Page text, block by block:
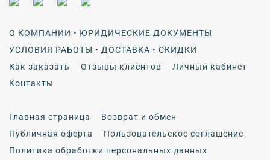
О КОМПАНИИ • ЮРИДИЧЕСКИЕ ДОКУМЕНТЫ
УСЛОВИЯ РАБОТЫ • ДОСТАВКА • СКИДКИ
Как заказать
Отзывы клиентов
Личный кабинет
Контакты
Главная страница
Возврат и обмен
Публичная оферта
Пользовательское соглашение
Политика обработки персональных данных